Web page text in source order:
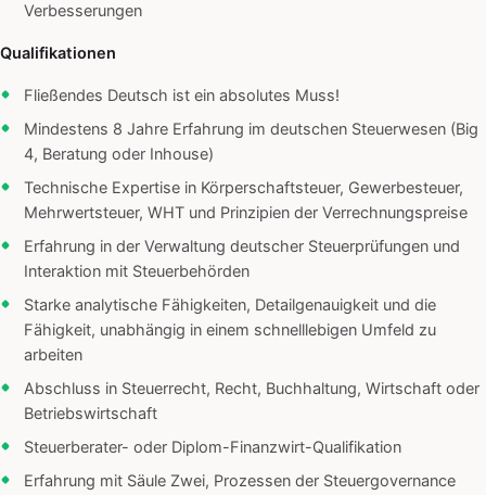
Verbesserungen
Qualifikationen
Fließendes Deutsch ist ein absolutes Muss!
Mindestens 8 Jahre Erfahrung im deutschen Steuerwesen (Big
4, Beratung oder Inhouse)
Technische Expertise in Körperschaftsteuer, Gewerbesteuer,
Mehrwertsteuer, WHT und Prinzipien der Verrechnungspreise
Erfahrung in der Verwaltung deutscher Steuerprüfungen und
Interaktion mit Steuerbehörden
Starke analytische Fähigkeiten, Detailgenauigkeit und die
Fähigkeit, unabhängig in einem schnelllebigen Umfeld zu
arbeiten
Abschluss in Steuerrecht, Recht, Buchhaltung, Wirtschaft oder
Betriebswirtschaft
Steuerberater- oder Diplom-Finanzwirt-Qualifikation
Erfahrung mit Säule Zwei, Prozessen der Steuergovernance